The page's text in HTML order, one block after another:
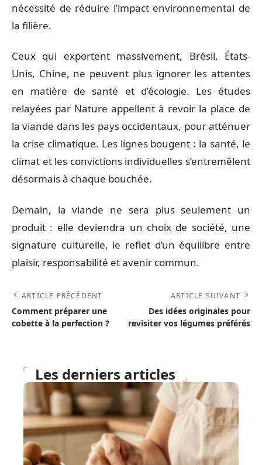
nécessité de réduire l’impact environnemental de
la filière.
Ceux qui exportent massivement, Brésil, États-
Unis, Chine, ne peuvent plus ignorer les attentes
en matière de santé et d’écologie. Les études
relayées par Nature appellent à revoir la place de
la viande dans les pays occidentaux, pour atténuer
la crise climatique. Les lignes bougent : la santé, le
climat et les convictions individuelles s’entremêlent
désormais à chaque bouchée.
Demain, la viande ne sera plus seulement un
produit : elle deviendra un choix de société, une
signature culturelle, le reflet d’un équilibre entre
plaisir, responsabilité et avenir commun.
ARTICLE PRÉCÉDENT
Comment préparer une
cobette à la perfection ?
ARTICLE SUIVANT
Des idées originales pour
revisiter vos légumes préférés
Les derniers articles